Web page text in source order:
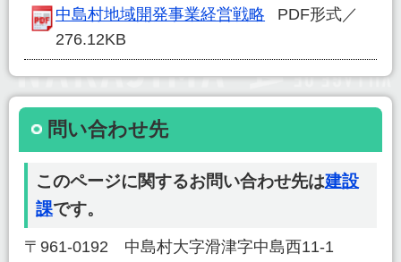
中島村地域開発事業経営戦略
PDF形式／
276.12KB
問い合わせ先
このページに関するお問い合わせ先は建設
課です。
〒961-0192 中島村大字滑津字中島西11-1